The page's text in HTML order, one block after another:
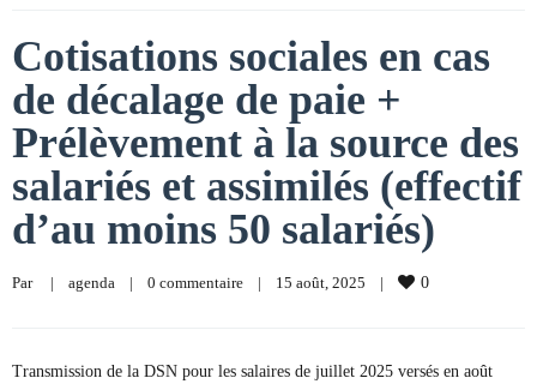
Cotisations sociales en cas
de décalage de paie +
Prélèvement à la source des
salariés et assimilés (effectif
d’au moins 50 salariés)
Par | agenda | 0 commentaire | 15 août, 2025 | 0
Transmission de la DSN pour les salaires de juillet 2025 versés en août